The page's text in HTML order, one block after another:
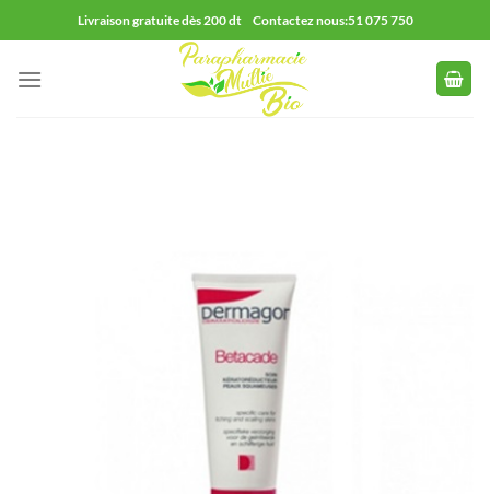
au
contenu
Livraison gratuite dès 200 dt Contactez nous:51 075 750